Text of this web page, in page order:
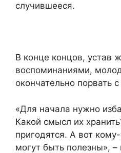
случившееся.
В конце концов, устав
воспоминаниями,
окончательно порвать
«Для начала нужно
Какой смысл их
пригодятся. А вот
могут быть полезны»,